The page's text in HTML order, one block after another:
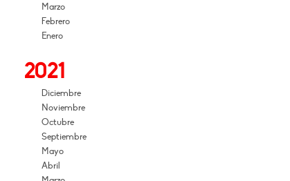
Marzo
Febrero
Enero
2021
Diciembre
Noviembre
Octubre
Septiembre
Mayo
Abril